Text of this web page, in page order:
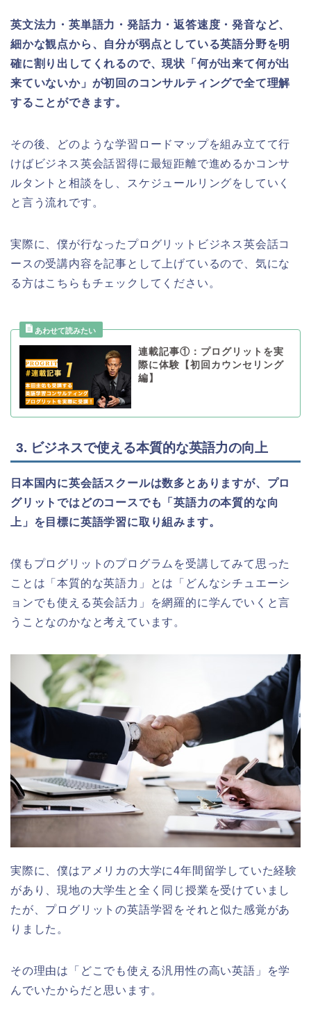
英文法力・英単語力・発話力・返答速度・発音など、
細かな観点から、自分が弱点としている英語分野を明
確に割り出してくれるので、現状「何が出来て何が出
来ていないか」が初回のコンサルティングで全て理解
することができます。
その後、どのような学習ロードマップを組み立てて行
けばビジネス英会話習得に最短距離で進めるかコンサ
ルタントと相談をし、スケジュールリングをしていく
と言う流れです。
実際に、僕が行なったプログリットビジネス英会話コ
ースの受講内容を記事として上げているので、気にな
る方はこちらもチェックしてください。
連載記事①：プログリットを実
際に体験【初回カウンセリング
編】
3. ビジネスで使える本質的な英語力の向上
日本国内に英会話スクールは数多とありますが、プロ
グリットではどのコースでも「英語力の本質的な向
上」を目標に英語学習に取り組みます。
僕もプログリットのプログラムを受講してみて思った
ことは「本質的な英語力」とは「どんなシチュエーシ
ョンでも使える英会話力」を網羅的に学んでいくと言
うことなのかなと考えています。
実際に、僕はアメリカの大学に4年間留学していた経験
があり、現地の大学生と全く同じ授業を受けていまし
たが、プログリットの英語学習をそれと似た感覚があ
りました。
その理由は「どこでも使える汎用性の高い英語」を学
んでいたからだと思います。